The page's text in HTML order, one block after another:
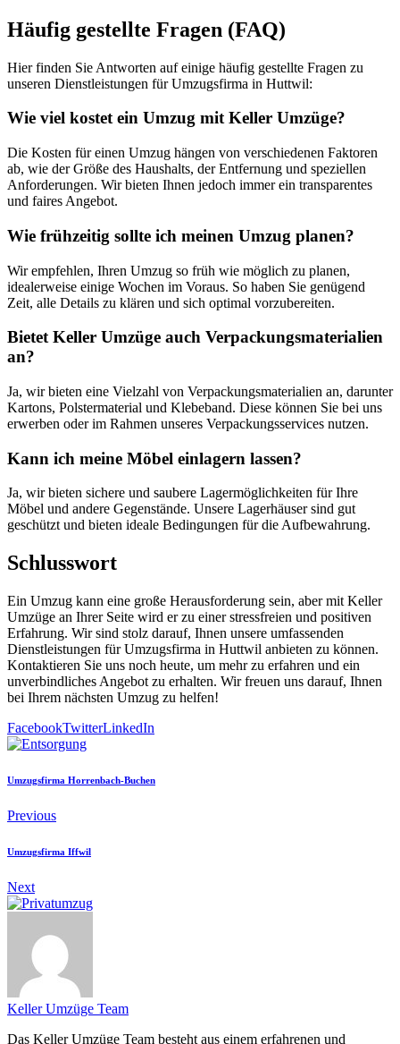
Häufig gestellte Fragen (FAQ)
Hier finden Sie Antworten auf einige häufig gestellte Fragen zu
unseren Dienstleistungen für Umzugsfirma in Huttwil:
Wie viel kostet ein Umzug mit Keller Umzüge?
Die Kosten für einen Umzug hängen von verschiedenen Faktoren
ab, wie der Größe des Haushalts, der Entfernung und speziellen
Anforderungen. Wir bieten Ihnen jedoch immer ein transparentes
und faires Angebot.
Wie frühzeitig sollte ich meinen Umzug planen?
Wir empfehlen, Ihren Umzug so früh wie möglich zu planen,
idealerweise einige Wochen im Voraus. So haben Sie genügend
Zeit, alle Details zu klären und sich optimal vorzubereiten.
Bietet Keller Umzüge auch Verpackungsmaterialien
an?
Ja, wir bieten eine Vielzahl von Verpackungsmaterialien an, darunter
Kartons, Polstermaterial und Klebeband. Diese können Sie bei uns
erwerben oder im Rahmen unseres Verpackungsservices nutzen.
Kann ich meine Möbel einlagern lassen?
Ja, wir bieten sichere und saubere Lagermöglichkeiten für Ihre
Möbel und andere Gegenstände. Unsere Lagerhäuser sind gut
geschützt und bieten ideale Bedingungen für die Aufbewahrung.
Schlusswort
Ein Umzug kann eine große Herausforderung sein, aber mit Keller
Umzüge an Ihrer Seite wird er zu einer stressfreien und positiven
Erfahrung. Wir sind stolz darauf, Ihnen unsere umfassenden
Dienstleistungen für Umzugsfirma in Huttwil anbieten zu können.
Kontaktieren Sie uns noch heute, um mehr zu erfahren und ein
unverbindliches Angebot zu erhalten. Wir freuen uns darauf, Ihnen
bei Ihrem nächsten Umzug zu helfen!
FacebookTwitterLinkedIn
Umzugsfirma Horrenbach-Buchen
Previous
Umzugsfirma Iffwil
Next
Keller Umzüge Team
Das Keller Umzüge Team besteht aus einem erfahrenen und